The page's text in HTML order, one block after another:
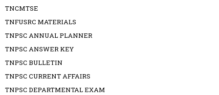
TNCMTSE
TNFUSRC MATERIALS
TNPSC ANNUAL PLANNER
TNPSC ANSWER KEY
TNPSC BULLETIN
TNPSC CURRENT AFFAIRS
TNPSC DEPARTMENTAL EXAM